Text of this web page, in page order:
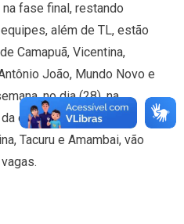
fase final, restando
além de TL, estão
Camapuã, Vicentina,
João, Mundo Novo e
no dia (28), na
casa juntamente com
Tacuru e Amambai, vão